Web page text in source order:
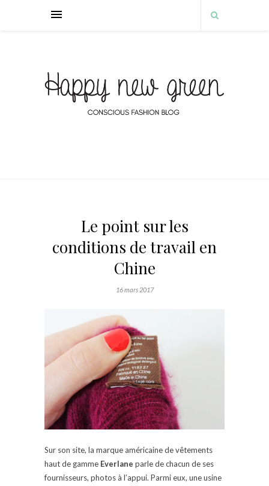
Le point sur les
conditions de travail en
Chine
16 mars 2017
Sur son site, la marque américaine de vêtements
haut de gamme Everlane parle de chacun de ses
fournisseurs, photos à l’appui. Parmi eux, une usine